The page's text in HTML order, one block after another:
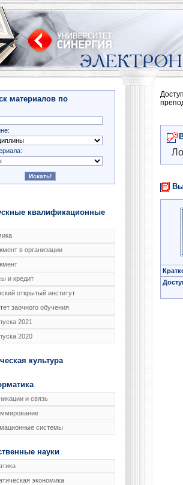
материалов по
квалификационные
в организации
и кредит
открытый институт
заочного обучения
2021
2020
культура
и связь
системы
науки
экономика